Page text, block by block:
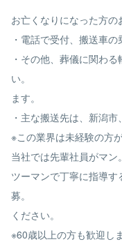
お亡くなりになった方の
・電話で受付、搬送車の
・その他、葬儀に関わ
い。
ます。
・主な搬送先は、新潟市
※この業界は未経験の方
当社では先輩社員がマン。
ツーマンで丁寧に指導
募。
ください。
※60歳以上の方も歓迎しま